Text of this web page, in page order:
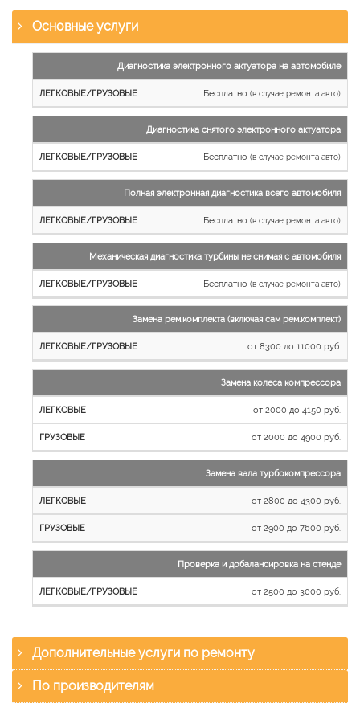
Основные услуги
работы
Легковые
и
Грузовые
автомобили
Диагностика электронного актуатора на автомобиле
Бесплатно (в случае ремонта авто)
Диагностика снятого электронного актуатора
Бесплатно (в случае ремонта авто)
Полная электронная диагностика всего автомобиля
Бесплатно (в случае ремонта авто)
Механическая диагностика турбины не снимая с автомобиля
Бесплатно (в случае ремонта авто)
Замена рем.комплекта (включая сам рем.комплект)
от 8300 до 11000 руб.
Замена колеса компрессора
от 2000 до 4150 руб.
от 2000 до 4900 руб.
Замена вала турбокомпрессора
от 2800 до 4300 руб.
от 2900 до 7600 руб.
Проверка и добалансировка на стенде
от 2500 до 3000 руб.
Дополнительные услуги по ремонту
По производителям